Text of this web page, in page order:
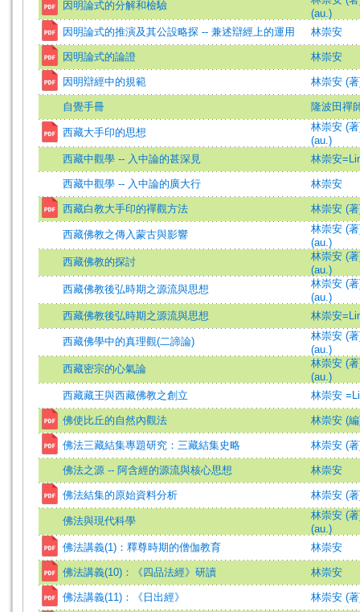
因明論式的分解和檢驗
(au.)
因明論式的推演及其公設略探 -- 兼述辯經上的運用
林崇安
因明論式的論證 林崇安
因明辯經中的規範 林崇安 (
自覺手冊 隆波田禪
西藏大手印的思想
林崇安 (
(au.)
西藏中觀學 -- 入中論的甚深見
林崇安
西藏中觀學 -- 入中論的廣大行 林崇安
西藏白教大手印的禪觀方法 林崇安 (
西藏佛教之傳入蒙古與影響
林崇安 (
(au.)
西藏佛教的探討
林崇安 (
(au.)
西藏佛教後弘時期之源流與思想
林崇安 (
(au.)
西藏佛教後弘時期之源流與思想
林崇安
西藏佛學中的真理觀(二諦論)
林崇安 (
(au.)
西藏密宗的心氣論
林崇安 (
(au.)
西藏藏王與西藏佛教之創立
林崇安
佛使比丘的自然內觀法 林崇安 (
佛法三藏結集專題研究：三藏結集史略 林崇安 (
佛法之源 -- 阿含經的源流與核心思想 林崇安
佛法結集的原始資料分析 林崇安 (
佛法與現代科學
林崇安 (
(au.)
佛法講義(1)：釋尊時期的僧伽教育
林崇安
佛法講義(10)：《四品法經》研讀 林崇安
佛法講義(11)：《日出經》 林崇安 (